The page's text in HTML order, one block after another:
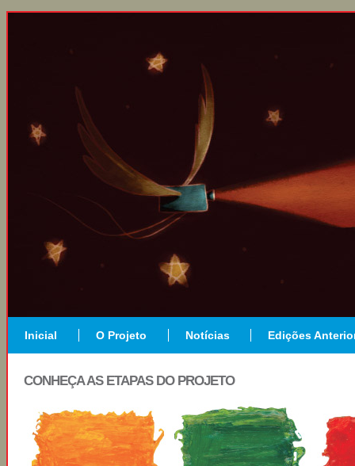
Inicial O Projeto Notícias Edições
CONHEÇA AS ETAPAS DO PROJETO